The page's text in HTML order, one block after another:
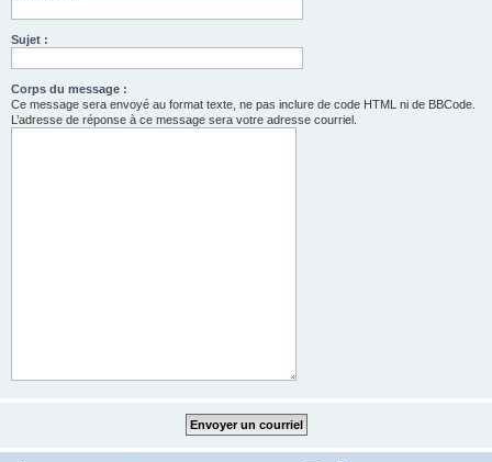
Sujet :
Corps du message :
Ce message sera envoyé au format texte, ne pas inclure de code HTML ni de BBCode.
L’adresse de réponse à ce message sera votre adresse courriel.